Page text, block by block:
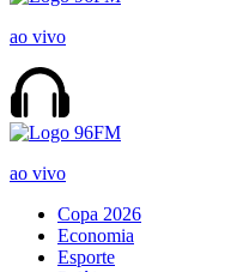
ao vivo
ao vivo
Copa 2026
Economia
Esporte